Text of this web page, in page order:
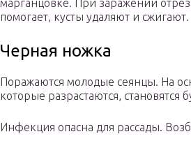
марганцовке. При заражении
помогает, кусты удаляют и сжигают.
Черная ножка
Поражаются молодые сеянцы. На
которые разрастаются, становятся
Инфекция опасна для рассады.